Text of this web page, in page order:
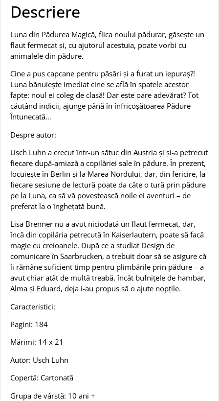
Descriere
Luna din Pădurea Magică, fiica noului pădurar, găsește un
flaut fermecat și, cu ajutorul acestuia, poate vorbi cu
animalele din pădure.
Cine a pus capcane pentru păsări și a furat un iepuraș?!
Luna bănuiește imediat cine se află în spatele acestor
fapte: noul ei coleg de clasă! Dar este oare adevărat? Tot
căutând indicii, ajunge până în înfricoșătoarea Pădure
Întunecată…
Despre autor:
Usch Luhn a crecut într-un sătuc din Austria și și-a petrecut
fiecare după-amiază a copilăriei sale în pădure. În prezent,
locuiește în Berlin și la Marea Nordului, dar, din fericire, la
fiecare sesiune de lectură poate da câte o tură prin pădure
pe la Luna, ca să vă povestească noile ei aventuri – de
preferat la o înghețată bună.
Lisa Brenner nu a avut niciodată un flaut fermecat, dar,
încă din copilăria petrecută în Kaiserlautern, poate să facă
magie cu creioanele. După ce a studiat Design de
comunicare în Saarbrucken, a trebuit doar să se asigure că
îi rămâne suficient timp pentru plimbările prin pădure – a
avut chiar atât de multă treabă, încât bufnițele de hambar,
Alma și Eduard, deja i-au propus să o ajute nopțile.
Caracteristici:
Pagini: 184
Mărimi: 14 x 21
Autor: Usch Luhn
Copertă: Cartonată
Grupa de vârstă: 10 ani +